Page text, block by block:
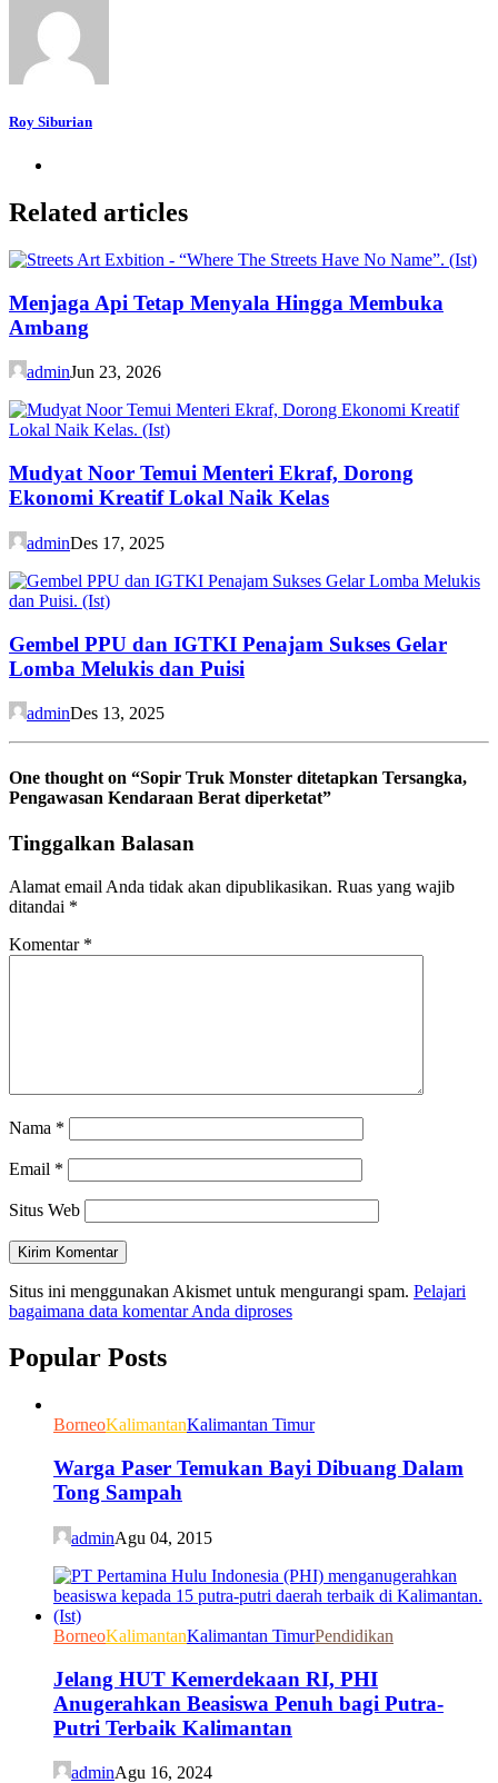
Roy Siburian
Related articles
Menjaga Api Tetap Menyala Hingga Membuka
Ambang
adminJun 23, 2026
Mudyat Noor Temui Menteri Ekraf, Dorong
Ekonomi Kreatif Lokal Naik Kelas
adminDes 17, 2025
Gembel PPU dan IGTKI Penajam Sukses Gelar
Lomba Melukis dan Puisi
adminDes 13, 2025
One thought on “Sopir Truk Monster ditetapkan Tersangka,
Pengawasan Kendaraan Berat diperketat”
Tinggalkan Balasan
Alamat email Anda tidak akan dipublikasikan. Ruas yang wajib
ditandai *
Komentar *
Nama *
Email *
Situs Web
Situs ini menggunakan Akismet untuk mengurangi spam. Pelajari
bagaimana data komentar Anda diproses
Popular Posts
BorneoKalimantanKalimantan Timur
Warga Paser Temukan Bayi Dibuang Dalam
Tong Sampah
adminAgu 04, 2015
BorneoKalimantanKalimantan TimurPendidikan
Jelang HUT Kemerdekaan RI, PHI
Anugerahkan Beasiswa Penuh bagi Putra-
Putri Terbaik Kalimantan
adminAgu 16, 2024